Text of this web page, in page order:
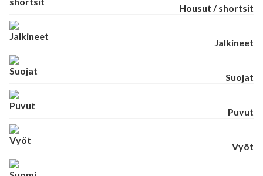
Housut / shortsit
Jalkineet
Suojat
Puvut
Vyöt